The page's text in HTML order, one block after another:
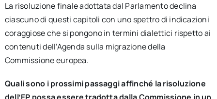
La risoluzione finale adottata dal Parlamento declina
ciascuno di questi capitoli con uno spettro di indicazioni
coraggiose che si pongono in termini dialettici rispetto ai
contenuti dell’Agenda sulla migrazione della
Commissione europea.
Quali sono i prossimi passaggi affinché la risoluzione